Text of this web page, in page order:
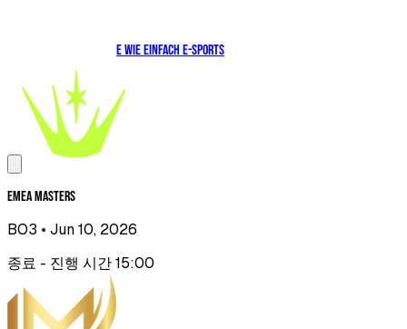
E WIE EINFACH E-SPORTS
EMEA Masters
BO3 • Jun 10, 2026
종료 - 진행 시간 15:00